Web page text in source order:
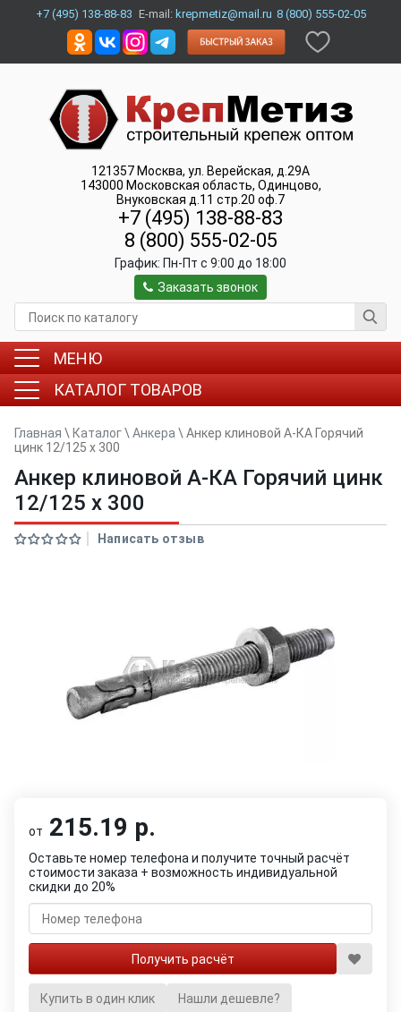
+7 (495) 138-88-83 E-mail: krepmetiz@mail.ru 8 (800) 555-02-05
121357 Москва, ул. Верейская, д.29А
143000 Московская область, Одинцово,
Внуковская д.11 стр.20 оф.7
+7 (495) 138-88-83
8 (800) 555-02-05
График: Пн-Пт c 9:00 до 18:00
Заказать звонок
МЕНЮ
КАТАЛОГ ТОВАРОВ
Главная \ Каталог\ Анкера \ Анкер клиновой А-КА Горячий
цинк 12/125 x 300
Анкер клиновой А-КА Горячий цинк
12/125 x 300
Написать отзыв
от 215.19 р.
Оставьте номер телефона и получите точный расчёт
стоимости заказа + возможность индивидуальной
скидки до 20%
Купить в один клик Нашли дешевле?